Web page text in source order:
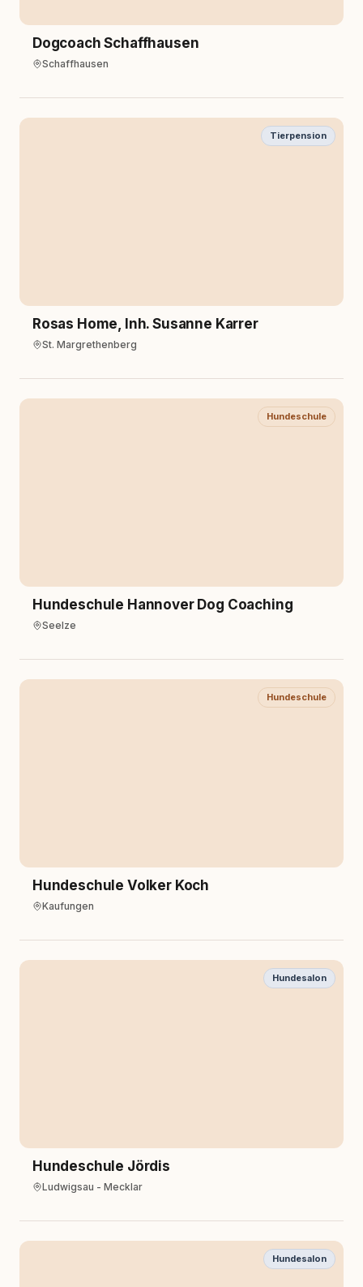
Dogcoach Schaffhausen
Schaffhausen
Tierpension
Rosas Home, Inh. Susanne Karrer
St. Margrethenberg
Hundeschule
Hundeschule Hannover Dog Coaching
Seelze
Hundeschule
Hundeschule Volker Koch
Kaufungen
Hundesalon
Hundeschule Jördis
Ludwigsau - Mecklar
Hundesalon